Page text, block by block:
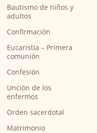
Bautismo de niños y
adultos
Confirmación
Eucaristía – Primera
comunión
Confesión
Unción de los
enfermos
Orden sacerdotal
Matrimonio